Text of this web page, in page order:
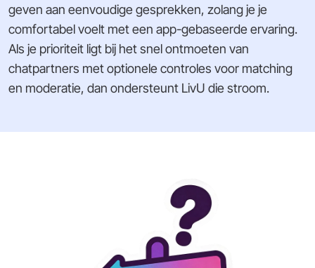
geven aan eenvoudige gesprekken, zolang je je
comfortabel voelt met een app-gebaseerde ervaring.
Als je prioriteit ligt bij het snel ontmoeten van
chatpartners met optionele controles voor matching
en moderatie, dan ondersteunt LivU die stroom.